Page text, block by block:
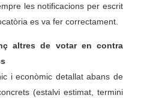
les notificacions per escrit
es va fer correctament.
altres de votar en contra
i econòmic detallat abans de
(estalvi estimat, termini